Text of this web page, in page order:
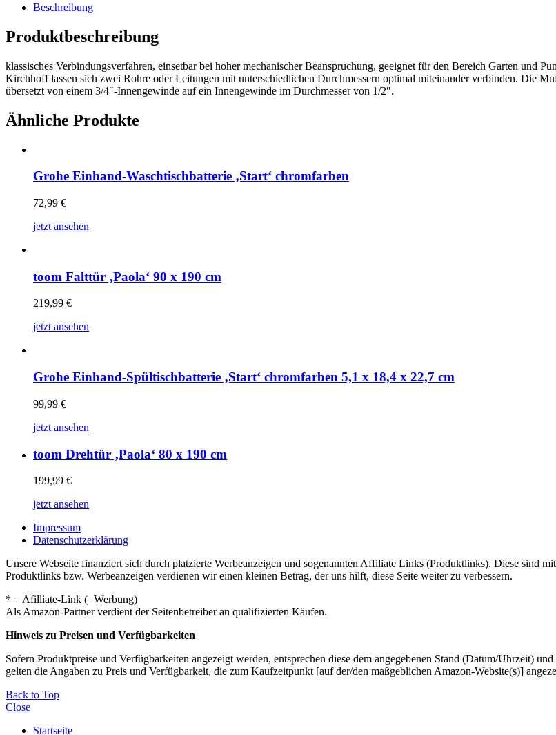
Beschreibung
Produktbeschreibung
klassisches Verbindungsverfahren, einsetbar bei hoher mechanischer Beanspruchung, geeignet für den Bereich Garten und
Kirchhoff lassen sich zwei Rohre oder Leitungen mit unterschiedlichen Durchmessern optimal miteinander verbinden. Die
übersetzt von einem 3/4″-Innengewinde auf ein Innengewinde im Durchmesser von 1/2″.
Ähnliche Produkte
Grohe Einhand-Waschtischbatterie ‚Start‘ chromfarben
72,99 €
jetzt ansehen
toom Falttür ‚Paola‘ 90 x 190 cm
219,99 €
jetzt ansehen
Grohe Einhand-Spültischbatterie ‚Start‘ chromfarben 5,1 x 18,4 x 22,7 cm
99,99 €
jetzt ansehen
toom Drehtür ‚Paola‘ 80 x 190 cm
199,99 €
jetzt ansehen
Impressum
Datenschutzerklärung
Unsere Webseite finanziert sich durch platzierte Werbeanzeigen und sogenannten Affiliate Links (Produktlinks). Diese sind
Produktlinks bzw. Werbeanzeigen verdienen wir einen kleinen Betrag, der uns hilft, diese Seite weiter zu verbessern.
* = Afilliate-Link (=Werbung)
Als Amazon-Partner verdient der Seitenbetreiber an qualifizierten Käufen.
Hinweis zu Preisen und Verfügbarkeiten
Sofern Produktpreise und Verfügbarkeiten angezeigt werden, entsprechen diese dem angegebenen Stand (Datum/Uhrzeit)
gelten die Angaben zu Preis und Verfügbarkeit, die zum Kaufzeitpunkt [auf der/den maßgeblichen Amazon-Website(s)]
Back to Top
Close
Startseite